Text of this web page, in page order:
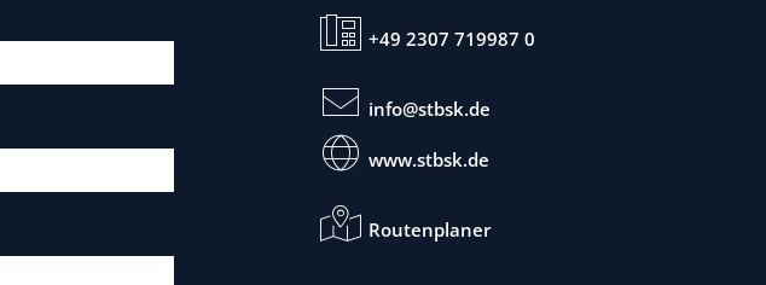
+49 2307 719987 0
info@stbsk.de
www.stbsk.de
Routenplaner